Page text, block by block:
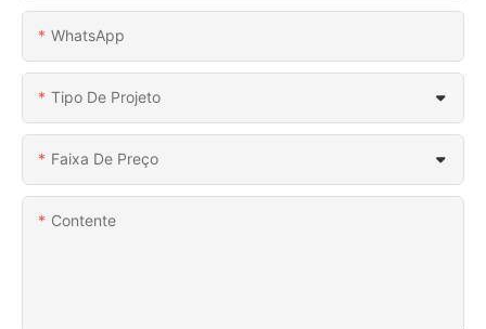
WhatsApp
Tipo De Projeto
Faixa De Preço
Contente